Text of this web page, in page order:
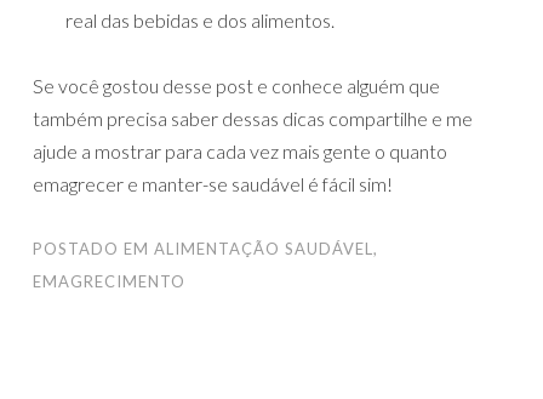
real das bebidas e dos alimentos.
Se você gostou desse post e conhece alguém que
também precisa saber dessas dicas compartilhe e me
ajude a mostrar para cada vez mais gente o quanto
emagrecer e manter-se saudável é fácil sim!
POSTADO EM ALIMENTAÇÃO SAUDÁVEL,
EMAGRECIMENTO